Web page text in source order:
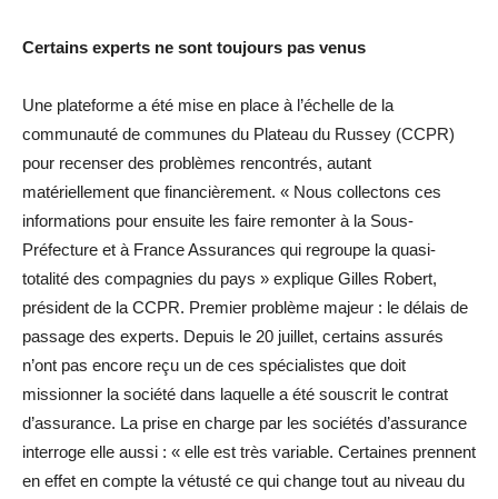
Certains experts ne sont toujours pas venus
Une plateforme a été mise en place à l’échelle de la
communauté de communes du Plateau du Russey (CCPR)
pour recenser des problèmes rencontrés, autant
matériellement que financièrement. « Nous collectons ces
informations pour ensuite les faire remonter à la Sous-
Préfecture et à France Assurances qui regroupe la quasi-
totalité des compagnies du pays » explique Gilles Robert,
président de la CCPR. Premier problème majeur : le délais de
passage des experts. Depuis le 20 juillet, certains assurés
n’ont pas encore reçu un de ces spécialistes que doit
missionner la société dans laquelle a été souscrit le contrat
d’assurance. La prise en charge par les sociétés d’assurance
interroge elle aussi : « elle est très variable. Certaines prennent
en effet en compte la vétusté ce qui change tout au niveau du